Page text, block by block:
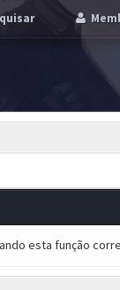
esta função